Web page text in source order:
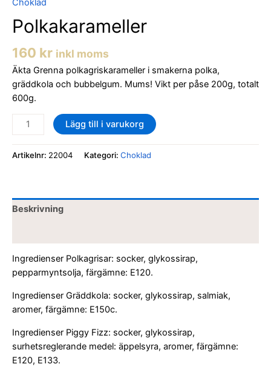
Choklad
Polkakarameller
160 kr inkl moms
Äkta Grenna polkagriskarameller i smakerna polka,
gräddkola och bubbelgum. Mums! Vikt per påse 200g, totalt
600g.
Lägg till i varukorg
Artikelnr: 22004 Kategori: Choklad
Beskrivning
Ingredienser Polkagrisar: socker, glykossirap,
pepparmyntsolja, färgämne: E120.
Ingredienser Gräddkola: socker, glykossirap, salmiak,
aromer, färgämne: E150c.
Ingredienser Piggy Fizz: socker, glykossirap,
surhetsreglerande medel: äppelsyra, aromer, färgämne:
E120, E133.